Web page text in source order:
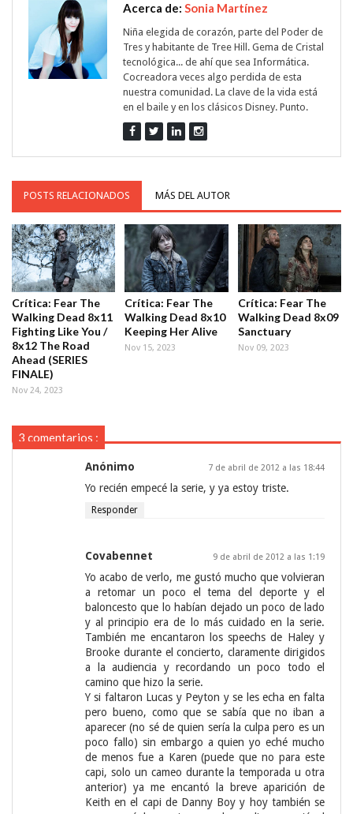
Acerca de: Sonia Martínez
Niña elegida de corazón, parte del Poder de
Tres y habitante de Tree Hill. Gema de Cristal
tecnológica... de ahí que sea Informática.
Cocreadora veces algo perdida de esta
nuestra comunidad. La clave de la vida está
en el baile y en los clásicos Disney. Punto.
POSTS RELACIONADOS MÁS DEL AUTOR
Crítica: Fear The
Walking Dead 8x11
Fighting Like You /
8x12 The Road
Ahead (SERIES
FINALE)
Nov 24, 2023
Crítica: Fear The
Walking Dead 8x10
Keeping Her Alive
Nov 15, 2023
Crítica: Fear The
Walking Dead 8x09
Sanctuary
Nov 09, 2023
3 comentarios :
Anónimo 7 de abril de 2012 a las 18:44
Yo recién empecé la serie, y ya estoy triste.
Responder
Covabennet 9 de abril de 2012 a las 1:19
Yo acabo de verlo, me gustó mucho que volvieran
a retomar un poco el tema del deporte y el
baloncesto que lo habían dejado un poco de lado
y al principio era de lo más cuidado en la serie.
También me encantaron los speechs de Haley y
Brooke durante el concierto, claramente dirigidos
a la audiencia y recordando un poco todo el
camino que hizo la serie.
Y si faltaron Lucas y Peyton y se les echa en falta
pero bueno, como que se sabía que no iban a
aparecer (no sé de quien sería la culpa pero es un
poco fallo) sin embargo a quien yo eché mucho
de menos fue a Karen (puede que no para este
capi, solo un cameo durante la temporada u otra
anterior) ya me encantó la breve aparición de
Keith en el capi de Danny Boy y hoy también se